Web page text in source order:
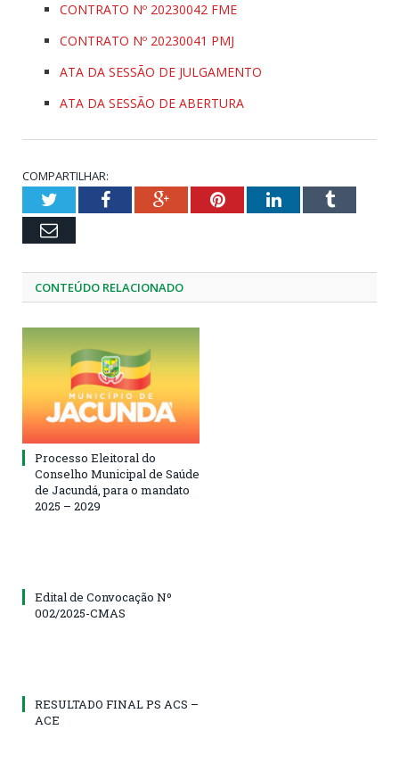
CONTRATO Nº 20230042 FME
CONTRATO Nº 20230041 PMJ
ATA DA SESSÃO DE JULGAMENTO
ATA DA SESSÃO DE ABERTURA
COMPARTILHAR:
TwitterFacebookGoogle+PinterestLinkedInTumblr
Email
CONTEÚDO RELACIONADO
Processo Eleitoral do
Conselho Municipal de Saúde
de Jacundá, para o mandato
2025 – 2029
Edital de Convocação Nº
002/2025-CMAS
RESULTADO FINAL PS ACS –
ACE